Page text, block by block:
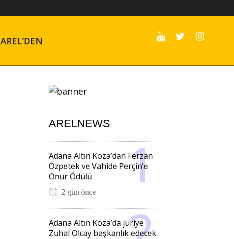
AREL’DEN
ARELNEWS
Adana Altın Koza’dan Ferzan
Özpetek ve Vahide Perçin’e
Onur Ödülü
2 gün önce
Adana Altın Koza’da jüriye
Zuhal Olcay başkanlık edecek